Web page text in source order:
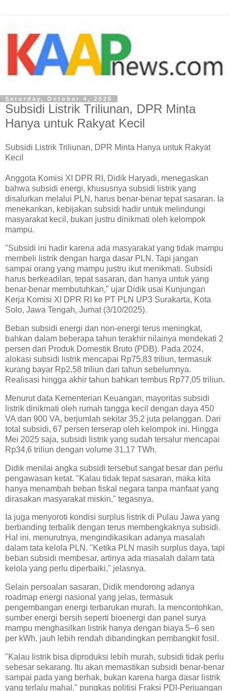
Saturday, October 4, 2025
Subsidi Listrik Triliunan, DPR Minta
Hanya untuk Rakyat Kecil
Subsidi Listrik Triliunan, DPR Minta Hanya untuk Rakyat
Kecil
Anggota Komisi XI DPR RI, Didik Haryadi, menegaskan
bahwa subsidi energi, khususnya subsidi listrik yang
disalurkan melalui PLN, harus benar-benar tepat sasaran. Ia
menekankan, kebijakan subsidi hadir untuk melindungi
masyarakat kecil, bukan justru dinikmati oleh kelompok
mampu.
"Subsidi ini hadir karena ada masyarakat yang tidak mampu
membeli listrik dengan harga dasar PLN. Tapi jangan
sampai orang yang mampu justru ikut menikmati. Subsidi
harus berkeadilan, tepat sasaran, dan hanya untuk yang
benar-benar membutuhkan," ujar Didik usai Kunjungan
Kerja Komisi XI DPR RI ke PT PLN UP3 Surakarta, Kota
Solo, Jawa Tengah, Jumat (3/10/2025).
Beban subsidi energi dan non-energi terus meningkat,
bahkan dalam beberapa tahun terakhir nilainya mendekati 2
persen dari Produk Domestik Bruto (PDB). Pada 2024,
alokasi subsidi listrik mencapai Rp75,83 triliun, termasuk
kurang bayar Rp2,58 triliun dari tahun sebelumnya.
Realisasi hingga akhir tahun bahkan tembus Rp77,05 triliun.
Menurut data Kementerian Keuangan, mayoritas subsidi
listrik dinikmati oleh rumah tangga kecil dengan daya 450
VA dan 900 VA, berjumlah sekitar 35,2 juta pelanggan. Dari
total subsidi, 67 persen terserap oleh kelompok ini. Hingga
Mei 2025 saja, subsidi listrik yang sudah tersalur mencapai
Rp34,6 triliun dengan volume 31,17 TWh.
Didik menilai angka subsidi tersebut sangat besar dan perlu
pengawasan ketat. "Kalau tidak tepat sasaran, maka kita
hanya menambah beban fiskal negara tanpa manfaat yang
dirasakan masyarakat miskin," tegasnya.
Ia juga menyoroti kondisi surplus listrik di Pulau Jawa yang
berbanding terbalik dengan terus membengkaknya subsidi.
Hal ini, menurutnya, mengindikasikan adanya masalah
dalam tata kelola PLN. "Ketika PLN masih surplus daya, tapi
beban subsidi membesar, artinya ada masalah dalam tata
kelola yang perlu diperbaiki," jelasnya.
Selain persoalan sasaran, Didik mendorong adanya
roadmap energi nasional yang jelas, termasuk
pengembangan energi terbarukan murah. Ia mencontohkan,
sumber energi bersih seperti bioenergi dan panel surya
mampu menghasilkan listrik hanya dengan biaya 5–6 sen
per kWh, jauh lebih rendah dibandingkan pembangkit fosil.
"Kalau listrik bisa diproduksi lebih murah, subsidi tidak perlu
sebesar sekarang. Itu akan memastikan subsidi benar-benar
sampai pada yang berhak, bukan karena harga dasar listrik
yang terlalu mahal," pungkas politisi Fraksi PDI-Perjuangan